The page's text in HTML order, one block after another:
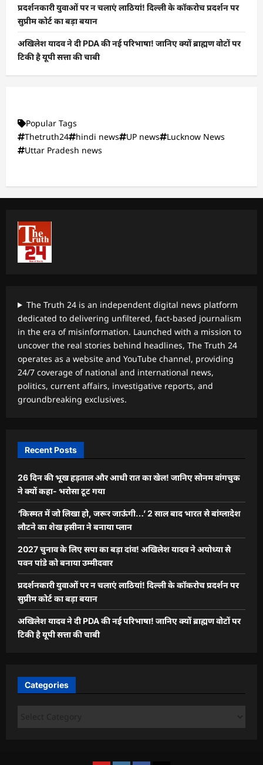
प्रदर्शनकारी युवाओं पर न चलाएं लाठियां! दिल्ली के कॉकरोच प्रदर्शन पर
सुप्रीम कोर्ट का बड़ा बयान
अखिलेश यादव ने दी PDA की नई परिभाषा! जानिए क्यों ब्राह्मण वोटों पर
टिकी है यूपी सत्ता की चाबी
Popular Tags
Thetruth24
hindi news UP news
Lucknow News
Uttar Pradesh news
The Truth 24 is an independent digital news platform
dedicated to delivering unfiltered, fact-based journalism
in the era of misinformation. Launched with a mission to
uncover the real stories behind headlines, The Truth 24
operates as a website and YouTube channel, providing
24/7 coverage of national and international news,
politics, current affairs, investigative reports, and
groundbreaking exclusives.
Recent Posts
26 दिन की भूख हड़ताल और आधी रात का खेल! जानिए सोनम वांगचुक
ने क्यों कहा- भरोसा टूट गया
‘किस्मत में जो लिखा हो, जरूर जाऊंगी…’ 2 साल बाद भारत से बांग्लादेश
लौटने का शेख हसीना ने बनाया प्लान
2027 चुनाव के लिए सपा का बड़ा दांव! अखिलेश यादव ने अयोध्या से
पवन पांडे को बनाया उम्मीदवार
प्रदर्शनकारी युवाओं पर न चलाएं लाठियां! दिल्ली के कॉकरोच प्रदर्शन पर
सुप्रीम कोर्ट का बड़ा बयान
अखिलेश यादव ने दी PDA की नई परिभाषा! जानिए क्यों ब्राह्मण वोटों पर
टिकी है यूपी सत्ता की चाबी
Categories